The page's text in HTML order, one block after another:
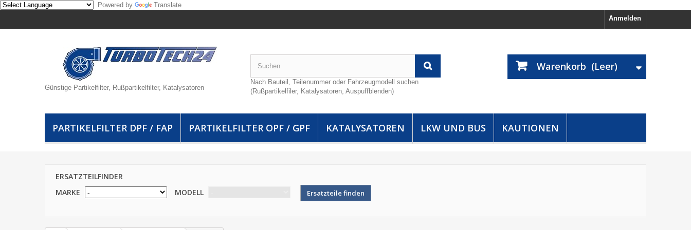
Powered by
Translate
Anmelden
Günstige Partikelfilter, Rußpartikelfilter, Katalysatoren
Nach Bauteil, Teilenummer oder Fahrzeugmodell suchen
(Rußpartikelfiler, Katalysatoren, Auspuffblenden)
Warenkorb (Leer)
PARTIKELFILTER DPF / FAP PARTIKELFILTER OPF / GPF KATALYSATOREN LKW UND BUS KAUTIONEN
ERSATZTEILFINDER
MARKE
MODELL